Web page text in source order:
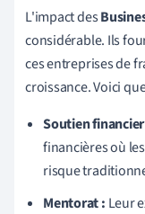
L'impact des
considérable. Ils
ces entreprises de
croissance. Voici
Soutien
financières où
risque
Mentorat : Leur